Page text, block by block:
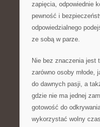
zapięcia, odpowiednie
pewność i
odpowiedzialnego
ze sobą w parze.
Nie bez znaczenia jest
zarówno osoby
do dawnych pasji, a
gdzie nie ma jednej
gotowość do
wykorzystać wolny